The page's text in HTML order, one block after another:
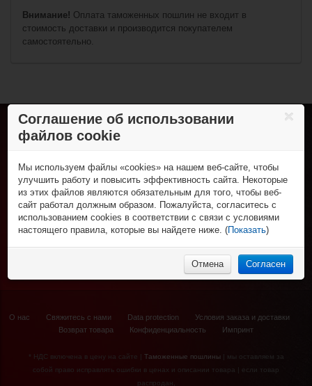
€149,90*
Внимание! Оплата таможенных пошлин не входит в
стоимость доставки и производится покупателем
самостоятельно.
Соглашение об использовании
файлов cookie
Мы используем файлы «cookies» на нашем веб-сайте, чтобы
улучшить работу и повысить эффективность сайта. Некоторые
из этих файлов являются обязательным для того, чтобы веб-
сайт работал должным образом. Пожалуйста, согласитесь с
использованием cookies в соответствии с связи с условиями
настоящего правила, которые вы найдете ниже. (Показать)
Согласен
Отмена
Хоккей с шайбой
Клюшки
Трубы и крюки
Защита игрока
Вратарская экипировка
Для тренера и судьи
Сумки
Роликовые коньки
Клюшки
Колеса, подшипники и зап. части
Защитная экипировка
Экипировка вратаря
Рюкзаки
Аксессуары
Спортивная одежда
Футболки и поло
Шорты
Брюки
Толстовки
Нижнее бельё
Куртки
Спорт и отдых
Фигурные коньки
Роликовые коньки и самокаты
НХЛ Фан-зона
НХЛ сувениры
НХЛ бейсболки
О нас Свяжитесь с нами Data protection
Условия заказа и доставки
Возврат товара
Конфиденциальность Импринт
* НДС включена в цену на сайте | Таможенные пошлины| мы оставляем за
собой право исправлять ошибки в ценах и описании товара | если товар
распродан,